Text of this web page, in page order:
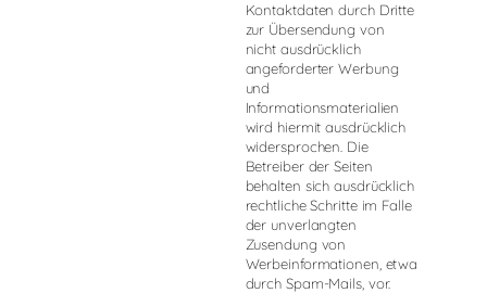
Kontaktdaten durch Dritte
zur Übersendung von
nicht ausdrücklich
angeforderter Werbung
und
Informationsmaterialien
wird hiermit ausdrücklich
widersprochen. Die
Betreiber der Seiten
behalten sich ausdrücklich
rechtliche Schritte im Falle
der unverlangten
Zusendung von
Werbeinformationen, etwa
durch Spam-Mails, vor.